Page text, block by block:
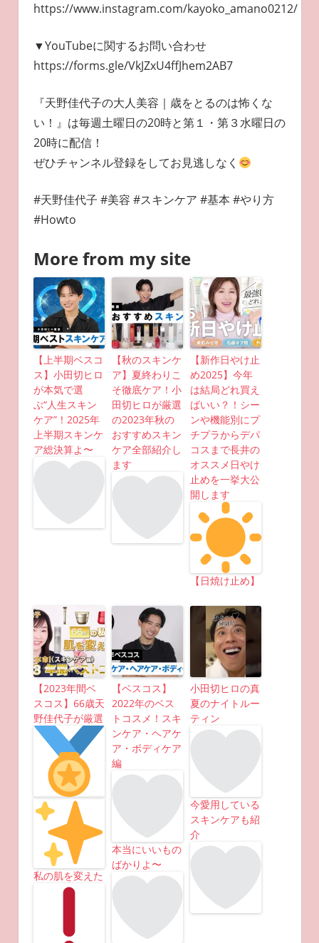
https://www.instagram.com/kayoko_amano0212/
▼YouTubeに関するお問い合わせ
https://forms.gle/VkJZxU4ffJhem2AB7
『天野佳代子の大人美容｜歳をとるのは怖くな
い！』は毎週土曜日の20時と第１・第３水曜日の
20時に配信！
ぜひチャンネル登録をしてお見逃しなく
#天野佳代子 #美容 #スキンケア #基本 #やり方
#Howto
More from my site
【上半期ベスコ
ス】小田切ヒロ
が本気で選
ぶ“人生スキン
ケア”！2025年
上半期スキンケ
ア総決算よ〜
【秋のスキンケ
ア】夏終わりこ
そ徹底ケア！小
田切ヒロが厳選
の2023年秋の
おすすめスキン
ケア全部紹介し
ます
【新作日やけ止
め2025】今年
は結局どれ買え
ばいい？！シー
ンや機能別にプ
チプラからデパ
コスまで長井の
オススメ日やけ
止めを一挙大公
開します
【日焼け止め】
【2023年間ベ
スコス】66歳天
野佳代子が厳選
私の肌を変えた
【ベスコス】
2022年のベス
トコスメ！スキ
ンケア・ヘアケ
ア・ボディケア
編
本当にいいもの
ばかりよ〜
小田切ヒロの真
夏のナイトルー
ティン
今愛用している
スキンケアも紹
介